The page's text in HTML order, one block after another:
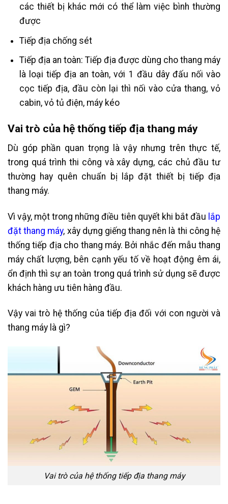
các thiết bị khác mới có thể làm việc bình thường
được
Tiếp địa chống sét
Tiếp địa an toàn: Tiếp địa được dùng cho thang máy
là loại tiếp địa an toàn, với 1 đầu dây đấu nối vào
cọc tiếp địa, đầu còn lại thì nối vào cửa thang, vỏ
cabin, vỏ tủ điện, máy kéo
Vai trò của hệ thống tiếp địa thang máy
Dù góp phần quan trọng là vậy nhưng trên thực tế,
trong quá trình thi công và xây dựng, các chủ đầu tư
thường hay quên chuẩn bị lắp đặt thiết bị tiếp địa
thang máy.
Vì vậy, một trong những điều tiên quyết khi bắt đầu lắp
đặt thang máy, xây dựng giếng thang nên là thi công hệ
thống tiếp địa cho thang máy. Bởi nhắc đến mẫu thang
máy chất lượng, bên cạnh yếu tố về hoạt động êm ái,
ổn định thì sự an toàn trong quá trình sử dụng sẽ được
khách hàng ưu tiên hàng đầu.
Vậy vai trò hệ thống của tiếp địa đối với con người và
thang máy là gì?
Vai trò của hệ thống tiếp địa thang máy